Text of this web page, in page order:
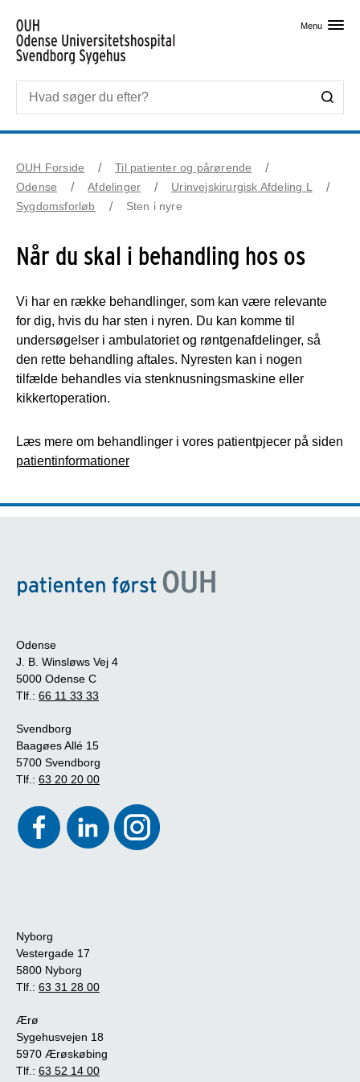
Menu
OUH Forside
Til patienter og pårørende
Odense
Afdelinger
Urinvejskirurgisk Afdeling L
Sygdomsforløb
Sten i nyre
Når du skal i behandling hos os
Vi har en række behandlinger, som kan være relevante
for dig, hvis du har sten i nyren. Du kan komme til
undersøgelser i ambulatoriet og røntgenafdelinger, så
den rette behandling aftales. Nyresten kan i nogen
tilfælde behandles via stenknusningsmaskine eller
kikkertoperation.
Læs mere om behandlinger i vores patientpjecer på siden
patientinformationer
Odense
J. B. Winsløws Vej 4
5000 Odense C
Tlf.: 66 11 33 33
Svendborg
Baagøes Allé 15
5700 Svendborg
Tlf.: 63 20 20 00
Nyborg
Vestergade 17
5800 Nyborg
Tlf.: 63 31 28 00
Ærø
Sygehusvejen 18
5970 Ærøskøbing
Tlf.: 63 52 14 00